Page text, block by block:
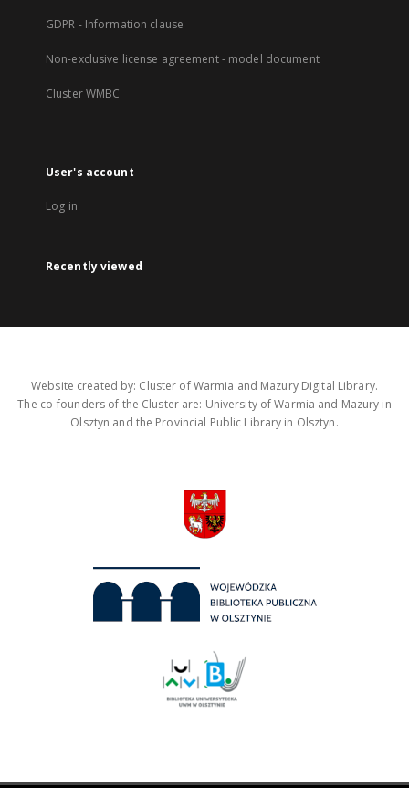
GDPR - Information clause
Non-exclusive license agreement - model document
Cluster WMBC
User's account
Log in
Recently viewed
Website created by: Cluster of Warmia and Mazury Digital Library.
The co-founders of the Cluster are: University of Warmia and Mazury in
Olsztyn and the Provincial Public Library in Olsztyn.